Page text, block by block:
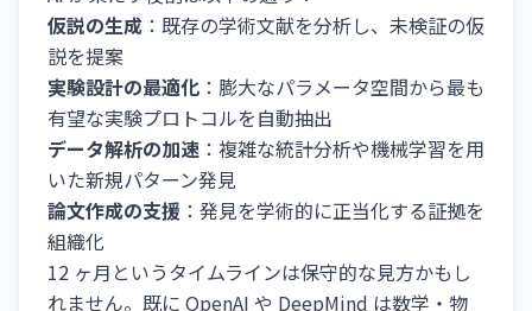
仮説の生成 ：既存の学術文献を分析し、未検証の仮
説を提案
実験設計の最適化 ：膨大なパラメータ空間から最も
有望な実験プロトコルを自動抽出
データ解析の加速 ：複雑な統計分析や機械学習を用
いた新規パターン発見
論文作成の支援 ：発見を学術的に正当化する証拠を
組織化
12 ヶ月というタイムラインは保守的な見方かもし
れません。既に OpenAI や DeepMind は数学・物